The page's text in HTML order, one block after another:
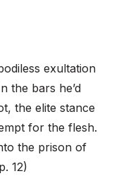
exultation
the bars he’d
the elite stance
for the flesh.
the prison of
12)